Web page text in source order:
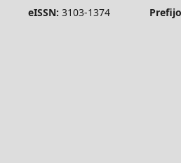
eISSN: 3103-1374